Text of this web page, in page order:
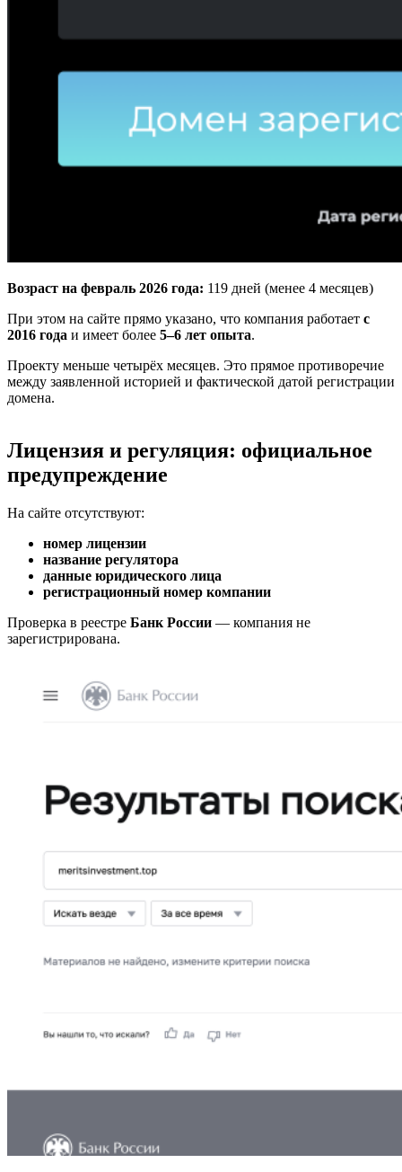
Возраст на февраль 2026 года: 119 дней (менее 4 месяцев)
При этом на сайте прямо указано, что компания работает с
2016 года и имеет более 5–6 лет опыта.
Проекту меньше четырёх месяцев. Это прямое противоречие
между заявленной историей и фактической датой регистрации
домена.
Лицензия и регуляция: официальное
предупреждение
На сайте отсутствуют:
номер лицензии
название регулятора
данные юридического лица
регистрационный номер компании
Проверка в реестре Банк России — компания не
зарегистрирована.